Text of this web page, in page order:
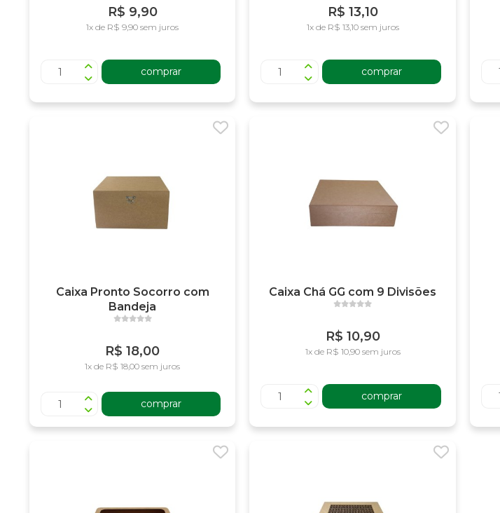
R$ 9,90
1x de R$ 9,90 sem juros
comprar
R$ 13,10
1x de R$ 13,10 sem juros
comprar
Caixa Pronto Socorro com
Bandeja
R$ 18,00
1x de R$ 18,00 sem juros
comprar
Caixa Chá GG com 9 Divisões
R$ 10,90
1x de R$ 10,90 sem juros
comprar